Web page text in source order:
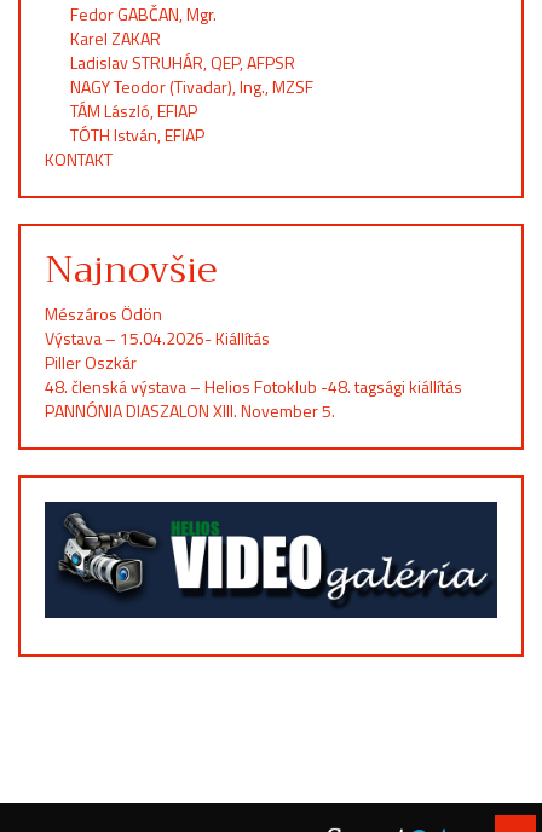
Fedor GABČAN, Mgr.
Karel ZAKAR
Ladislav STRUHÁR, QEP, AFPSR
NAGY Teodor (Tivadar), Ing., MZSF
TÁM László, EFIAP
TÓTH István, EFIAP
KONTAKT
Najnovšie
Mészáros Ödön
Výstava – 15.04.2026- Kiállítás
Piller Oszkár
48. členská výstava – Helios Fotoklub -48. tagsági kiállítás
PANNÓNIA DIASZALON XIII. November 5.